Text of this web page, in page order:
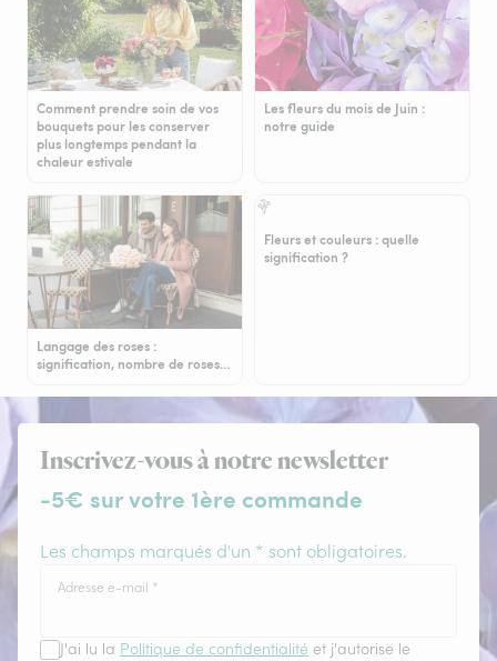
Comment prendre soin de vos
bouquets pour les conserver
plus longtemps pendant la
chaleur estivale
Les fleurs du mois de Juin :
notre guide
Langage des roses :
signification, nombre de roses…
Fleurs et couleurs : quelle
signification ?
Inscrivez-vous à notre newsletter
-5€ sur votre 1ère commande
Les champs marqués d'un * sont obligatoires.
Adresse e-mail *
J'ai lu la Politique de confidentialité et j'autorise le